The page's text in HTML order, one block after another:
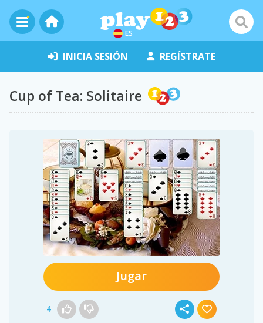
ES
INICIA SESIÓN REGÍSTRATE
Cup of Tea: Solitaire
Jugar
4